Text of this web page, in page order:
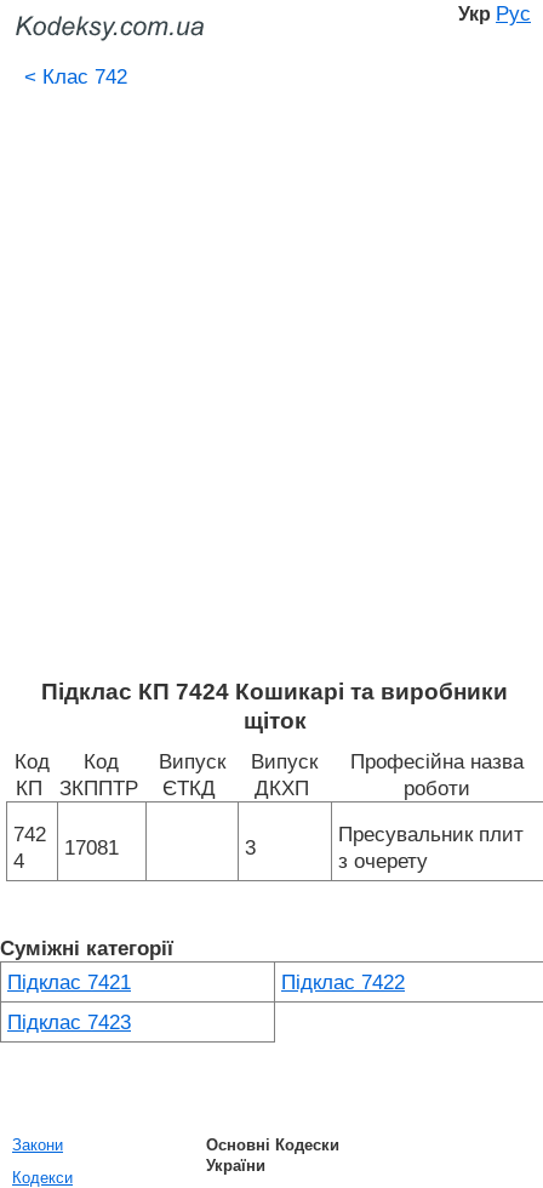
Укр Рус
< Клас 742
Підклас КП 7424 Кошикарі та виробники
щіток
Код
КП
Код
ЗКППТР
Випуск
ЄТКД
Випуск
ДКХП
Професійна назва
роботи
742
4
17081 3
Пресувальник плит
з очерету
Суміжні категорії
Підклас 7421
Підклас 7422
Підклас 7423
Закони
Кодекси
Основні Кодески
України